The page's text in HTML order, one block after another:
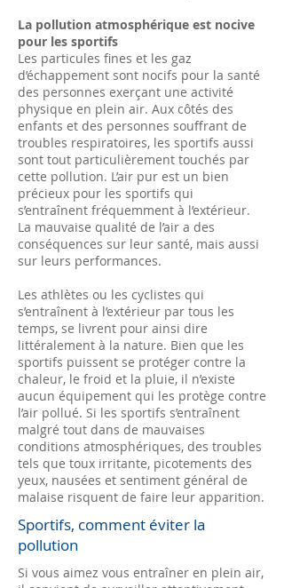
La pollution atmosphérique est nocive
pour les sportifs
Les particules fines et les gaz
d’échappement sont nocifs pour la santé
des personnes exerçant une activité
physique en plein air. Aux côtés des
enfants et des personnes souffrant de
troubles respiratoires, les sportifs aussi
sont tout particulièrement touchés par
cette pollution. L’air pur est un bien
précieux pour les sportifs qui
s’entraînent fréquemment à l’extérieur.
La mauvaise qualité de l’air a des
conséquences sur leur santé, mais aussi
sur leurs performances.
Les athlètes ou les cyclistes qui
s’entraînent à l’extérieur par tous les
temps, se livrent pour ainsi dire
littéralement à la nature. Bien que les
sportifs puissent se protéger contre la
chaleur, le froid et la pluie, il n’existe
aucun équipement qui les protège contre
l’air pollué. Si les sportifs s’entraînent
malgré tout dans de mauvaises
conditions atmosphériques, des troubles
tels que toux irritante, picotements des
yeux, nausées et sentiment général de
malaise risquent de faire leur apparition.
Sportifs, comment éviter la
pollution
Si vous aimez vous entraîner en plein air,